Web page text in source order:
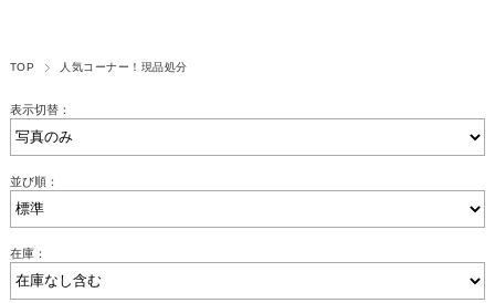
TOP 人気コーナー！現品処分
表示切替：
並び順：
在庫：